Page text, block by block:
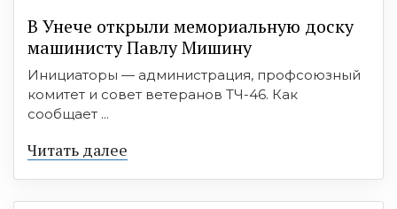
В Унече открыли мемориальную доску
машинисту Павлу Мишину
Инициаторы — администрация, профсоюзный
комитет и совет ветеранов ТЧ-46. Как
сообщает ...
Читать далее